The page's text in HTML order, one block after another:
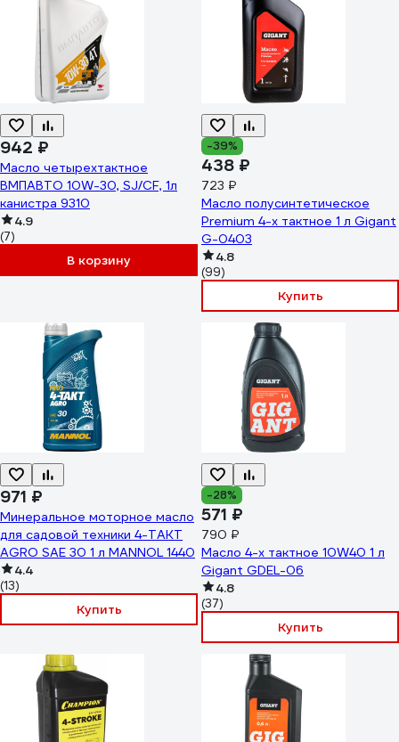
942 ₽
Масло четырехтактное
ВМПАВТО 10W-30, SJ/CF, 1л
канистра 9310
4.9
(7)
В корзину
-39%
438 ₽
723 ₽
Масло полусинтетическое
Premium 4-х тактное 1 л Gigant
G-0403
4.8
(99)
Купить
971 ₽
Минеральное моторное масло
для садовой техники 4-TAKT
AGRO SAE 30 1 л MANNOL 1440
4.4
(13)
Купить
-28%
571 ₽
790 ₽
Масло 4-х тактное 10W40 1 л
Gigant GDEL-06
4.8
(37)
Купить